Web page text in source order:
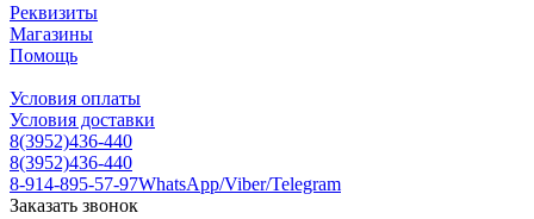
Реквизиты
Магазины
Помощь
Условия оплаты
Условия доставки
8(3952)436-440
8(3952)436-440
8-914-895-57-97WhatsApp/Viber/Telegram
Заказать звонок